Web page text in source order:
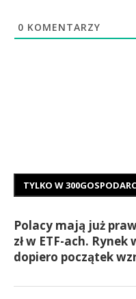
0 KOMENTARZY
TYLKO W
Polacy mają już
zł w ETF-ach. Rynek
dopiero początek